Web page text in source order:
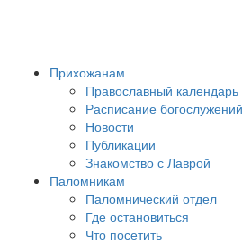
Прихожанам
Православный календарь
Расписание богослужений
Новости
Публикации
Знакомство с Лаврой
Паломникам
Паломнический отдел
Где остановиться
Что посетить